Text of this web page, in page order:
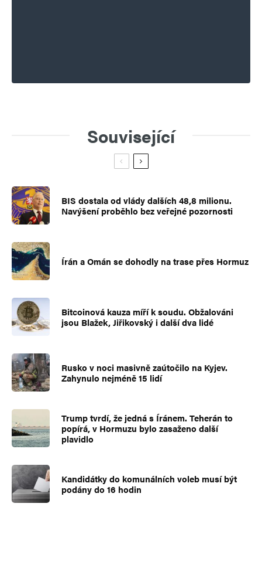
Související
BIS dostala od vlády dalších 48,8 milionu.
Navýšení proběhlo bez veřejné pozornosti
Írán a Omán se dohodly na trase přes Hormuz
Bitcoinová kauza míří k soudu. Obžalováni
jsou Blažek, Jiřikovský i další dva lidé
Rusko v noci masivně zaútočilo na Kyjev.
Zahynulo nejméně 15 lidí
Trump tvrdí, že jedná s Íránem. Teherán to
popírá, v Hormuzu bylo zasaženo další
plavidlo
Kandidátky do komunálních voleb musí být
podány do 16 hodin